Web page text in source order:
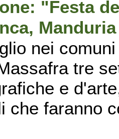
"Festa
nei
tre
e
che faranno